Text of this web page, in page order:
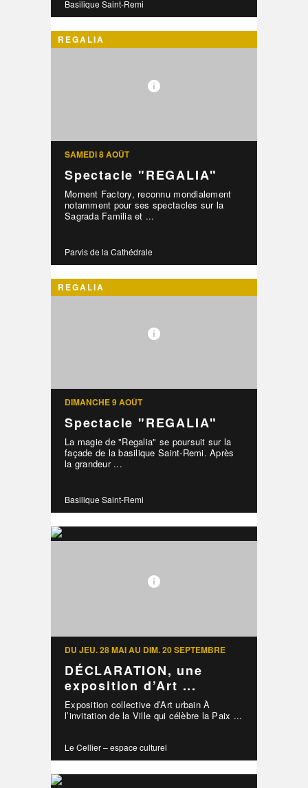
Basilique Saint-Remi
REGALIA
SAMEDI 8 AOÛT
Spectacle "REGALIA"
Moment Factory, reconnu mondialement
notamment pour ses spectacles sur la
Sagrada Familia et ...
Parvis de la Cathédrale
REGALIA
DIMANCHE 9 AOÛT
Spectacle "REGALIA"
La magie de "Regalia" se poursuit sur la
façade de la basilique Saint-Remi. Après
la grandeur ...
Basilique Saint-Remi
DU JEU. 28 MAI AU DIM. 20 SEPTEMBRE
DÉCLARATION, une
exposition d’Art ...
Exposition collective d’Art urbain À
l’invitation de la Ville qui célèbre la Paix ...
Le Cellier – espace culturel